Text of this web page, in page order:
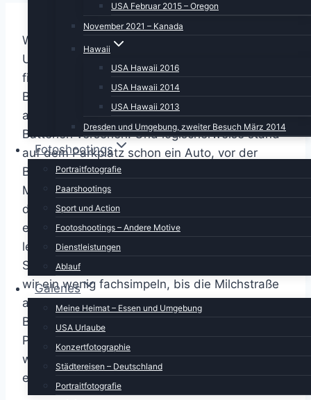
USA Februar 2015 – Oregon
November 2021 – Kanada
Hawaii
USA Hawaii 2016
USA Hawaii 2014
USA Hawaii 2013
Dresden und Umgebung, zweiter Besuch März 2014
Fotoshootings
Portraitfotografie
Paarshootings
Sport und Action
Footoshootings – Andere Motive
Dienstleistungen
Ablauf
Galeries
Meine Heimat – Essen und Umgebung
USA Urlaube
Konzertfotographie
Städtereisen – Deutschland
Portraitfotografie
Wir haben es gestern Abend noch geschafft:
Um 21.30 Uhr sind wir in mehr oder weniger
fittem Zustand aufgebrochen, um zur Natural
Bridge im Bryce Canyon zu fahren. Wir kamen
auch pünktlich dort an, alle Geräte mit frischen
Batterien versehen. Und logischerweise stand
auf dem Parkplatz schon ein Auto, vor der
Brüstung ein Stativ mit Kamera drauf und
Mensch dahinter. Wir kamen ins Gespräch (wie
das bei Nikonianern schnell der Fall ist, er hatte
eine D5 im Einsatz). Er war in New York
lebender Deutscher, der sich auf
Sternenfotografie spezialisiert hatte. So konnen
wir ein wenig fachsimpeln, bis die Milchstraße
aufgegangen war. Und mit zwei
Beleuchtungsquellen (er hatte auch ein LED-
Panel dabei) konnten wir die Arch (oder Bridge,
was sie genau ist, muss sie für sich
entscheiden) schön beleuchten.